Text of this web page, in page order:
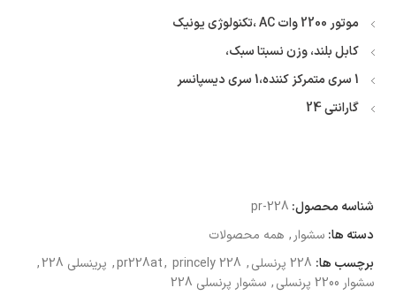
موتور 2200 وات AC ،تکنولوژی یونیک
کابل بلند، وزن نسبتا سبک،
1 سری متمرکز کننده،1 سری دیسپانسر
گارانتی 24
شناسه محصول: pr-228
دسته ها: سشوار , همه محصولات
برچسب ها: 228 پرنسلی ,
pr228at, princely 228
, پرینسلی 228
,
سشوار 2200 پرنسلی
, سشوار پرنسلی 228